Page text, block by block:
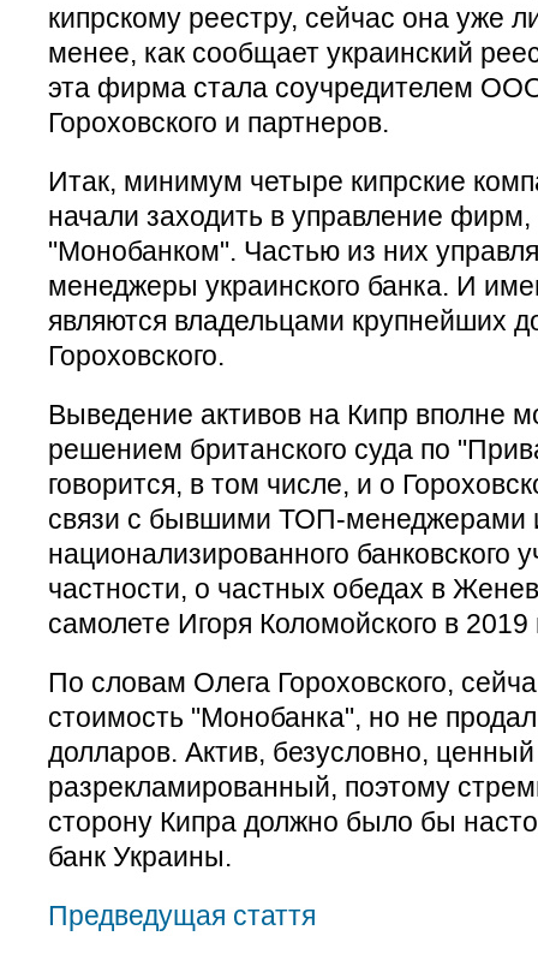
кипрскому реестру, сейчас она уже
менее, как сообщает украинский
эта фирма стала соучредителем
Гороховского и партнеров.
Итак, минимум четыре кипрские
начали заходить в управление
"Монобанком". Частью из них
менеджеры украинского банка. И
являются владельцами крупнейших
Гороховского.
Выведение активов на Кипр вполне
решением британского суда по
говорится, в том числе, и о
связи с бывшими ТОП-менеджерами
национализированного банковского
частности, о частных обедах в
самолете Игоря Коломойского в 2019
По словам Олега Гороховского,
стоимость "Монобанка", но не
долларов. Актив, безусловно,
разрекламированный, поэтому
сторону Кипра должно было бы
банк Украины.
Предведущая стаття